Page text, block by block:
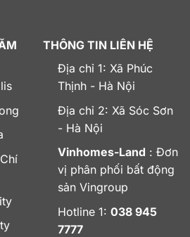
THÔNG TIN LIÊN HỆ
Địa chỉ 1: Xã Phúc
Thịnh - Hà Nội
Địa chỉ 2: Xã Sóc Sơn
- Hà Nội
Vinhomes-Land : Đơn
vị phân phối bất động
sản Vingroup
Hotline 1: 038 945
7777